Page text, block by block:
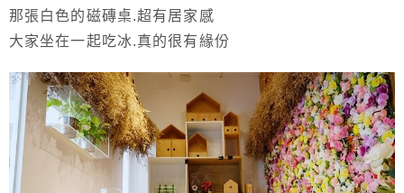
那張白色的磁磚桌.超有居家感
大家坐在一起吃冰.真的很有緣份